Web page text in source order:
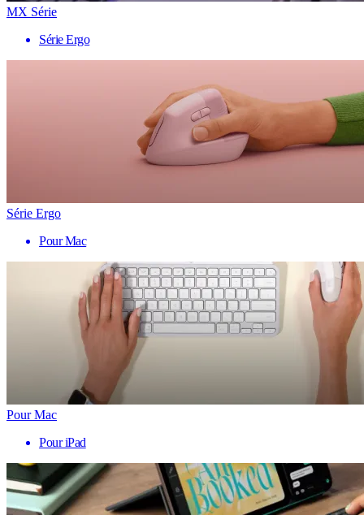
MX Série
Série Ergo
Série Ergo
Pour Mac
Pour Mac
Pour iPad